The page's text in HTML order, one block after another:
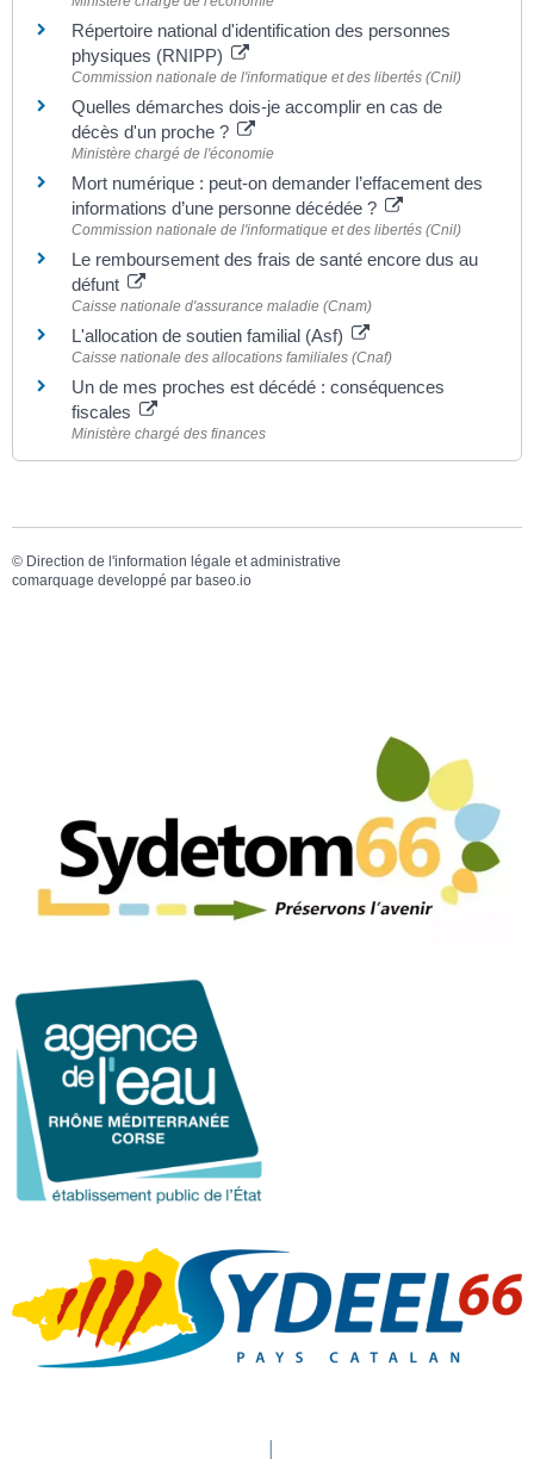
Répertoire national d'identification des personnes
physiques (RNIPP)
Commission nationale de l'informatique et des libertés (Cnil)
Quelles démarches dois-je accomplir en cas de
décès d'un proche ?
Ministère chargé de l'économie
Mort numérique : peut-on demander l’effacement des
informations d’une personne décédée ?
Commission nationale de l'informatique et des libertés (Cnil)
Le remboursement des frais de santé encore dus au
défunt
Caisse nationale d'assurance maladie (Cnam)
L'allocation de soutien familial (Asf)
Caisse nationale des allocations familiales (Cnaf)
Un de mes proches est décédé : conséquences
fiscales
Ministère chargé des finances
© Direction de l'information légale et administrative
comarquage developpé par baseo.io